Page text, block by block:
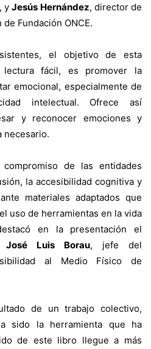
yJesús Hernández, director de
Fundación ONCE.
el objetivo de esta
lectura fácil, es promover la
emocional, especialmente de
intelectual. Ofrece así
y reconocer emociones y
necesario.
de las entidades
la accesibilidad cognitiva y
materiales adaptados que
uso de herramientas en la vida
en la presentación el
José Luis Borau, jefe del
al Medio Físico de
de un trabajo colectivo,
sido la herramienta que ha
de este libro llegue a más